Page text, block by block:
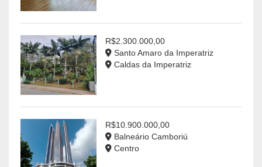
R$2.300.000,00
Santo Amaro da Imperatriz
Caldas da Imperatriz
R$10.900.000,00
Balneário Camboriú
Centro